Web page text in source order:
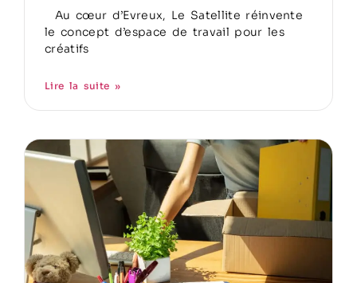
Au cœur d’Evreux, Le Satellite réinvente
le concept d’espace de travail pour les
créatifs
Lire la suite »